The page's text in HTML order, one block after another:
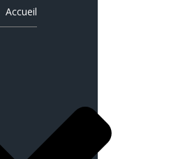
Accueil